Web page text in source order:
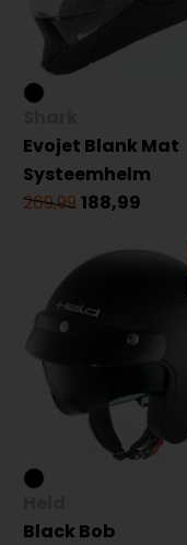
Evojet Blank Mat
Systeemhelm
269,99188,99
Black Bob